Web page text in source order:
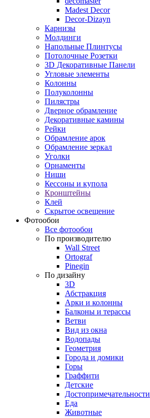
Madest Decor
Decor-Dizayn
Карнизы
Молдинги
Напольные Плинтусы
Потолочные Розетки
3D Декоративные Панели
Угловые элементы
Колонны
Полуколонны
Пилястры
Дверное обрамление
Декоративные камины
Рейки
Обрамление арок
Обрамление зеркал
Уголки
Орнаменты
Ниши
Кессоны и купола
Кронштейны
Клей
Скрытое освещение
Фотообои
Все фотообои
По производителю
Wall Street
Ortograf
Pinegin
По дизайну
3D
Абстракция
Арки и колонны
Балконы и терассы
Ветви
Вид из окна
Водопады
Геометрия
Города и домики
Горы
Граффити
Детские
Достопримечательности
Еда
Животные